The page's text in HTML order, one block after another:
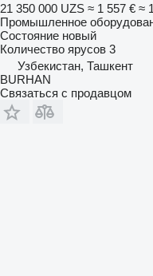
21 350 000 UZS ≈ 1 557 € ≈
Промышленное
Состояние новый
Количество ярусов 3
Узбекистан, Ташкент
BURHAN
Связаться с продавцом